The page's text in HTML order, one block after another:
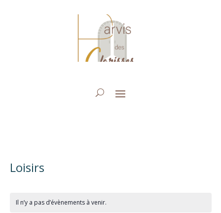
Loisirs
Il n’y a pas d’évènements à venir.